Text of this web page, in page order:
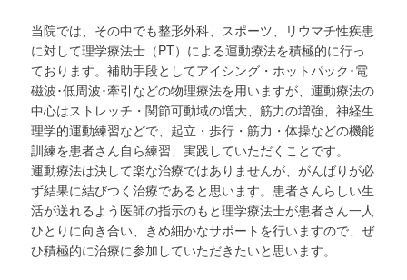
当院では、その中でも整形外科、スポーツ、リウマチ性疾患
に対して理学療法士（PT）による運動療法を積極的に行っ
ております。補助手段としてアイシング・ホットパック･電
磁波･低周波･牽引などの物理療法を用いますが、運動療法の
中心はストレッチ・関節可動域の増大、筋力の増強、神経生
理学的運動練習などで、起立・歩行・筋力・体操などの機能
訓練を患者さん自ら練習、実践していただくことです。
運動療法は決して楽な治療ではありませんが、がんばりが必
ず結果に結びつく治療であると思います。患者さんらしい生
活が送れるよう医師の指示のもと理学療法士が患者さん一人
ひとりに向き合い、きめ細かなサポートを行いますので、ぜ
ひ積極的に治療に参加していただきたいと思います。